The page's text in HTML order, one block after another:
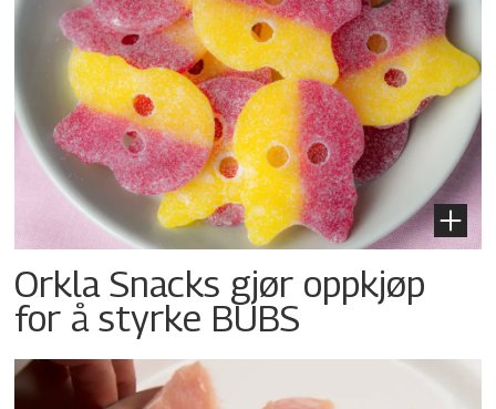
Orkla Snacks gjør oppkjøp
for å styrke BUBS